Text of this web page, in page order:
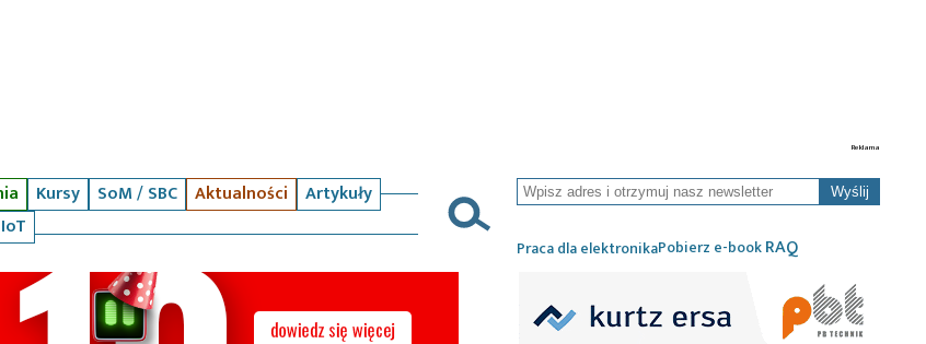
Kursy SoM / SBC Aktualności
Artykuły
IoT
Wyślij
Praca dla elektronikaPobierz e-bookRAQ